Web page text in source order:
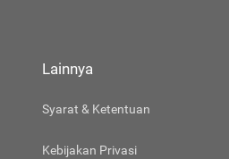
Lainnya
Syarat & Ketentuan
Kebijakan Privasi